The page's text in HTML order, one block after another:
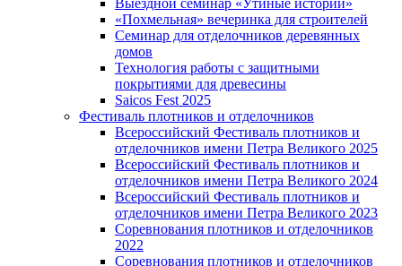
Выездной семинар «Утиные истории»
«Похмельная» вечеринка для строителей
Семинар для отделочников деревянных
домов
Технология работы с защитными
покрытиями для древесины
Saicos Fest 2025
Фестиваль плотников и отделочников
Всероссийский Фестиваль плотников и
отделочников имени Петра Великого 2025
Всероссийский Фестиваль плотников и
отделочников имени Петра Великого 2024
Всероссийский Фестиваль плотников и
отделочников имени Петра Великого 2023
Соревнования плотников и отделочников
2022
Соревнования плотников и отделочников